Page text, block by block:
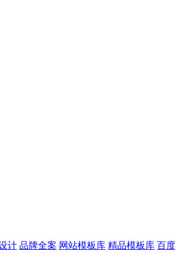
计 品牌全案 网站模板库 精品模板库 百